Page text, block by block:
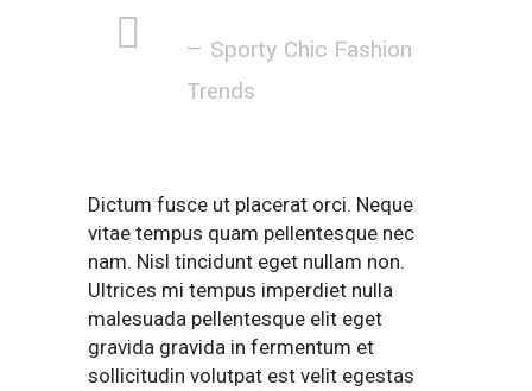
— Sporty Chic Fashion
Trends
Dictum fusce ut placerat orci. Neque
vitae tempus quam pellentesque nec
nam. Nisl tincidunt eget nullam non.
Ultrices mi tempus imperdiet nulla
malesuada pellentesque elit eget
gravida gravida in fermentum et
sollicitudin volutpat est velit egestas